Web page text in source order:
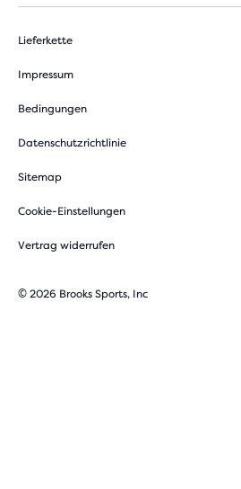
Lieferkette
Impressum
Bedingungen
Datenschutzrichtlinie
Sitemap
Cookie-Einstellungen
Vertrag widerrufen
© 2026 Brooks Sports, Inc